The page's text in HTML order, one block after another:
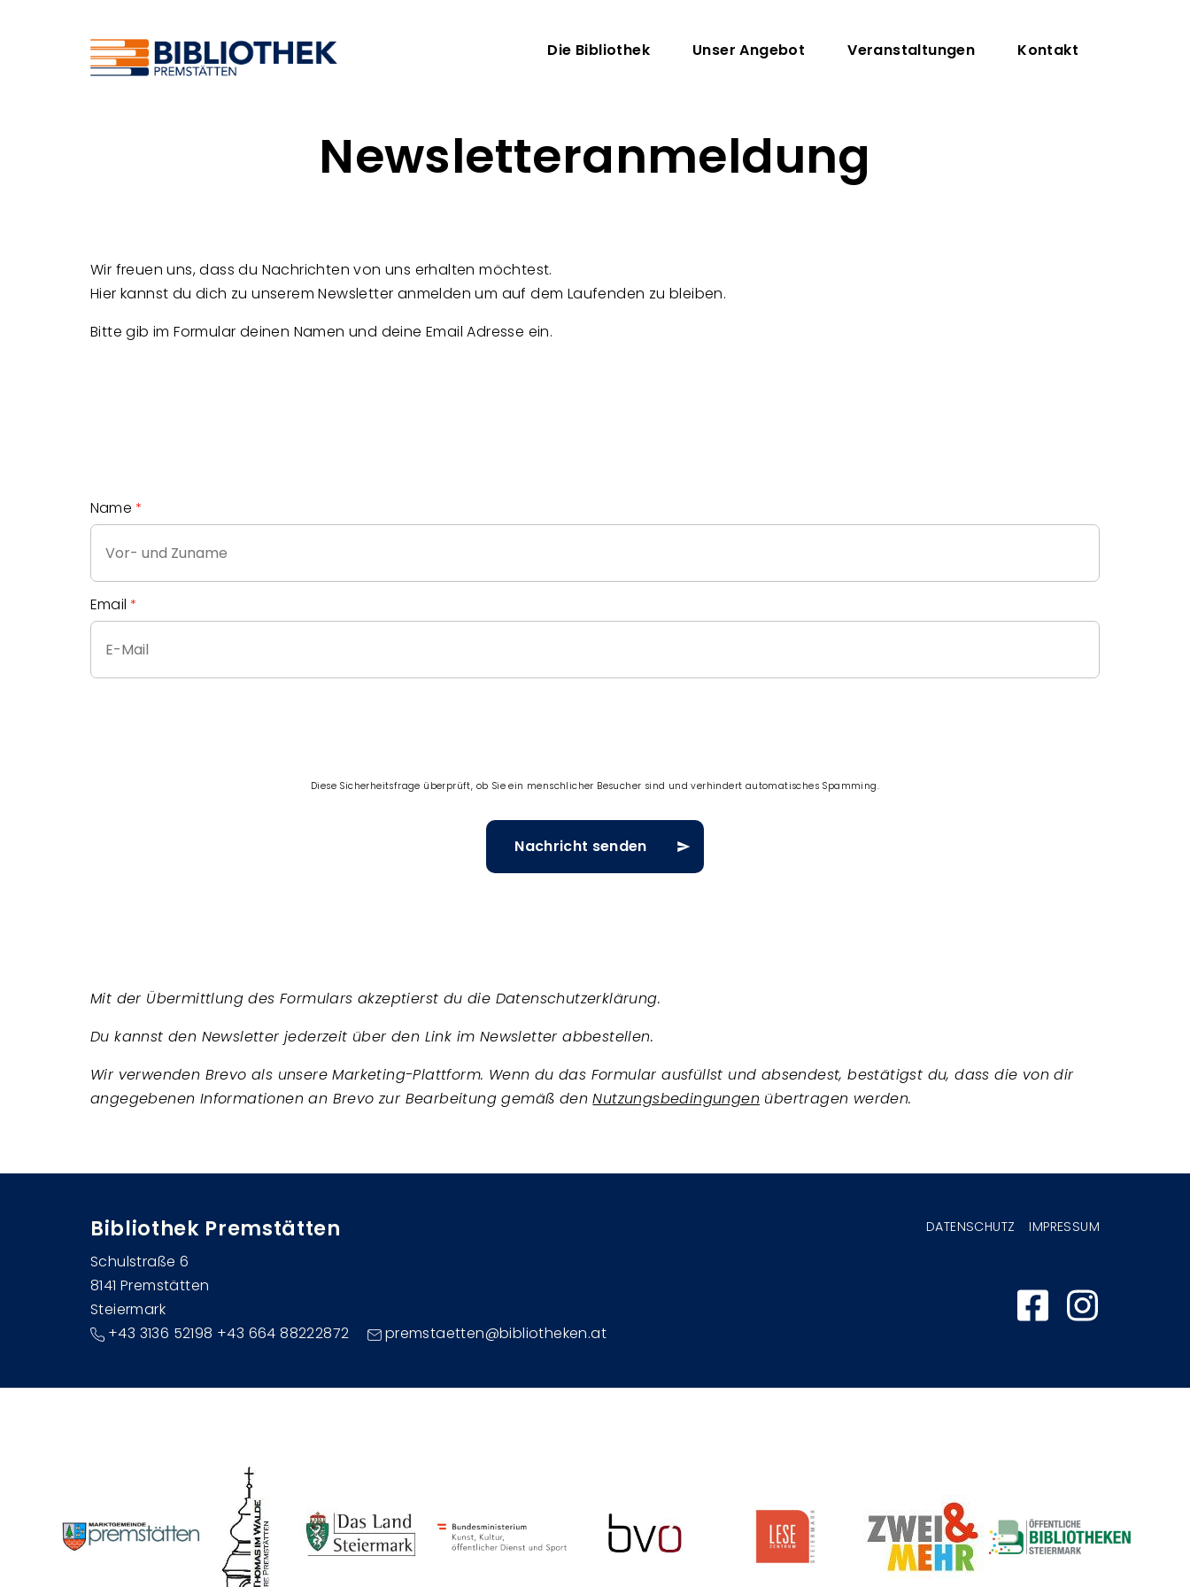
Hauptnavigation
Die Bibliothek Unser Angebot Veranstaltungen Kontakt
Newsletteranmeldung
Wir freuen uns, dass du Nachrichten von uns erhalten möchtest.
Hier kannst du dich zu unserem Newsletter anmelden um auf dem Laufenden zu bleiben.
Bitte gib im Formular deinen Namen und deine Email Adresse ein.
Name
Email
Diese Sicherheitsfrage überprüft, ob Sie ein menschlicher Besucher sind und verhindert automatisches Spamming.
Mit der Übermittlung des Formulars akzeptierst du die Datenschutzerklärung.
Du kannst den Newsletter jederzeit über den Link im Newsletter abbestellen.
Wir verwenden Brevo als unsere Marketing-Plattform. Wenn du das Formular ausfüllst und absendest, bestätigst du, dass die von dir
angegebenen Informationen an Brevo zur Bearbeitung gemäß denNutzungsbedingungen übertragen werden.
Bibliothek Premstätten
Schulstraße 6
8141 Premstätten
Steiermark
+43 3136 52198 +43 664 88222872
premstaetten@bibliotheken.at
DATENSCHUTZ IMPRESSUM
Image
Image
Image Image